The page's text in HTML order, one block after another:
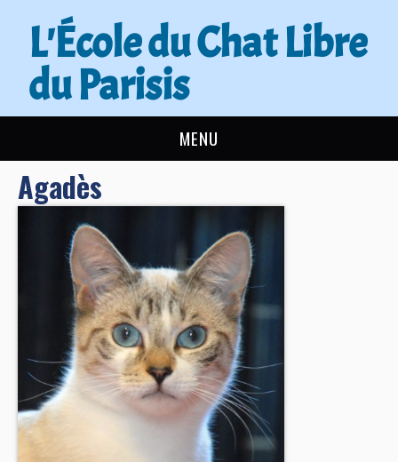
L'École du Chat Libre
du Parisis
MENU
L’ÉCOLE DU CHAT
ACTUALITÉS
ADOPTER
NOUS AIDER
CONTACT
BOUTIQUE
FORUM
Agadès